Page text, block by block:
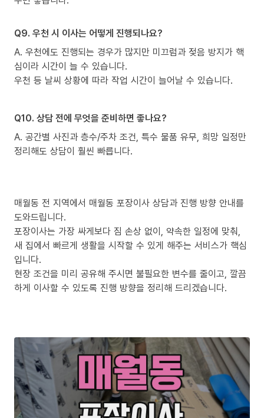
Q9. 우천 시 이사는 어떻게 진행되나요?
A. 우천에도 진행되는 경우가 많지만 미끄럼과 젖음 방지가 핵
심이라 시간이 늘 수 있습니다.
우천 등 날씨 상황에 따라 작업 시간이 늘어날 수 있습니다.
Q10. 상담 전에 무엇을 준비하면 좋나요?
A. 공간별 사진과 층수/주차 조건, 특수 물품 유무, 희망 일정만
정리해도 상담이 훨씬 빠릅니다.
매월동 전 지역에서 매월동 포장이사 상담과 진행 방향 안내를
도와드립니다.
포장이사는 가장 싸게보다 짐 손상 없이, 약속한 일정에 맞춰,
새 집에서 빠르게 생활을 시작할 수 있게 해주는 서비스가 핵심
입니다.
현장 조건을 미리 공유해 주시면 불필요한 변수를 줄이고, 깔끔
하게 이사할 수 있도록 진행 방향을 정리해 드리겠습니다.